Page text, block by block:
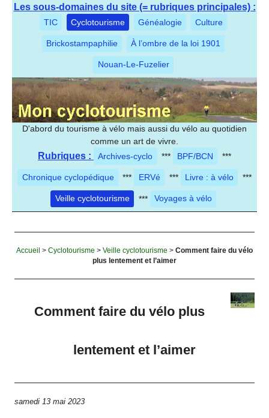
Les sous-domaines du site (= rubriques principales) :
TIC Cyclotourisme Généalogie Culture
Brickostampaphilie À l’ombre de la loi 1901
Nouan-Le-Fuzelier
D'abord du tourisme à vélo mais aussi du vélo au quotidien
comme un art de vivre.
Rubriques : Archives-cyclo *** BPF/BCN ***
Chronique cyclopédique *** ERVé *** Livre : à vélo ***
Veille cyclotourisme *** Voyages à vélo
Accueil > Cyclotourisme > Veille cyclotourisme > Comment faire du vélo
plus lentement et l’aimer
Comment faire du vélo plus
lentement et l’aimer
samedi 13 mai 2023